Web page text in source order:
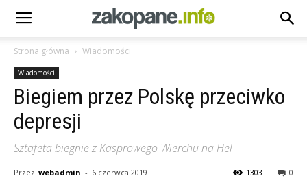
Strona główna Wiadomości
Wiadomości
Biegiem przez Polskę przeciwko
depresji
Sztafeta biegnie z Kasprowego Wierchu na Hel
Przez webadmin - 6 czerwca 2019 0
1303